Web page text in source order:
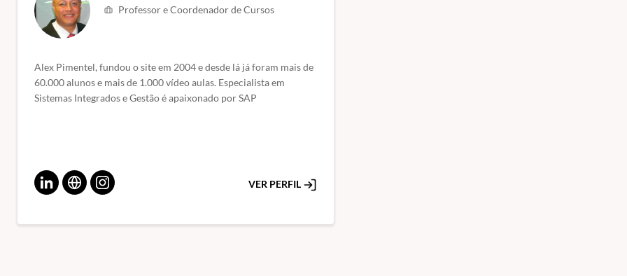
Professor e Coordenador de Cursos
Alex Pimentel, fundou o site em 2004 e desde lá já foram mais de
60.000 alunos e mais de 1.000 vídeo aulas. Especialista em
Sistemas Integrados e Gestão é apaixonado por SAP
VER PERFIL